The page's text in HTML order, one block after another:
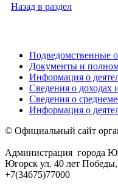
Назад в раздел
Подведомственные
Документы и
Информация о
Сведения о доходах
Сведения о
Информация о
© Официальный сайт
Администрация города
Югорск ул. 40 лет Победы,
+7(34675)77000